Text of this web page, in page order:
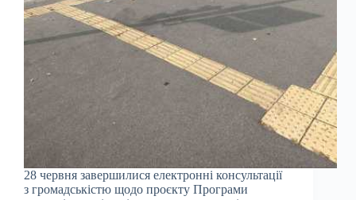
28 червня завершилися електронні консультації
з громадськістю щодо проєкту Програми